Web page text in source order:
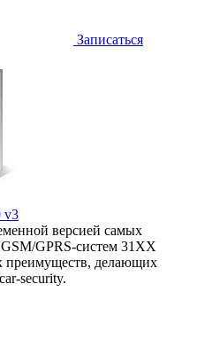
Записаться
v3
версией самых
GPRS-систем 31ХХ
преимуществ, делающих
security.